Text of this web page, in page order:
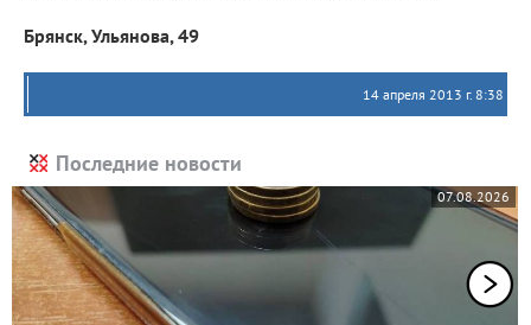
Брянск, Ульянова, 49
14 апреля 2013 г. 8:38
Последние новости
07.08.2026